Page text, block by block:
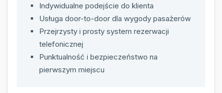
Indywidualne podejście do klienta
Usługa door-to-door dla wygody pasażerów
Przejrzysty i prosty system rezerwacji
telefonicznej
Punktualność i bezpieczeństwo na
pierwszym miejscu